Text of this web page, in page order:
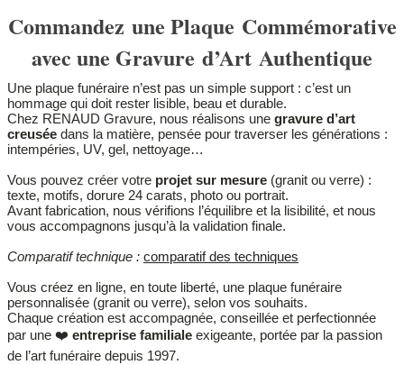
Commandez une Plaque Commémorative
avec une Gravure d’Art Authentique
Une plaque funéraire n’est pas un simple support : c’est un
hommage qui doit rester lisible, beau et durable.
Chez RENAUD Gravure, nous réalisons une gravure d’art
creusée dans la matière, pensée pour traverser les générations :
intempéries, UV, gel, nettoyage…
Vous pouvez créer votre projet sur mesure (granit ou verre) :
texte, motifs, dorure 24 carats, photo ou portrait.
Avant fabrication, nous vérifions l’équilibre et la lisibilité, et nous
vous accompagnons jusqu’à la validation finale.
Comparatif technique : comparatif des techniques
Vous créez en ligne, en toute liberté, une plaque funéraire
personnalisée (granit ou verre), selon vos souhaits.
Chaque création est accompagnée, conseillée et perfectionnée
par une ❤️ entreprise familiale exigeante, portée par la passion
de l’art funéraire depuis 1997.